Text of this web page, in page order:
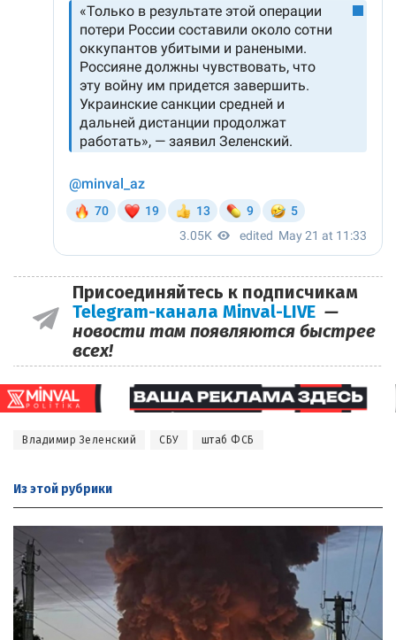
Присоединяйтесь к подписчикам
Telegram-канала Minval-LIVE —
новости там появляются быстрее
всех!
Владимир Зеленский СБУ штаб ФСБ
Из этой рубрики